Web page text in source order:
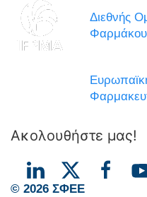
Διεθνής
Ακολουθήστε μας!
© 2026 ΣΦΕΕ